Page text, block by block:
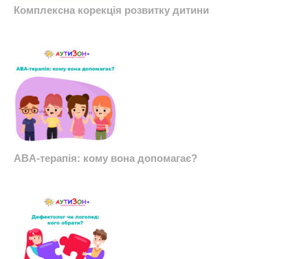
Комплексна корекція розвитку дитини
ABA-терапія: кому вона допомагає?